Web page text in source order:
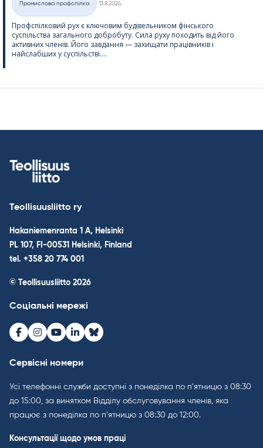
Категорії
Промислова профспілка
13.8.2024
Профспілковий рух є ключовим будівельником фінського
суспільства загального добробуту. Сила руху походить від його
активних членів. Його завдання — захищати працівників і
найслабших у суспільстві....
Teollisuusliitto ry
Hakaniemenranta 1 A, Helsinki
PL 107, FI-00531 Helsinki, Finland
tel. +358 20 774 001
© Teollisuusliitto 2026
Соціальні мережі
Facebook
Instagram
Youtube
LinkedInBluesky
Сервісні номери
Усі телефонні служби доступні з понеділка по п’ятницю з 08:30
до 15:00, за винятком Відділу обслуговування членів, яка
працює з понеділка по п’ятницю з 08:30 до 12:00.
Консультації щодо умов праці